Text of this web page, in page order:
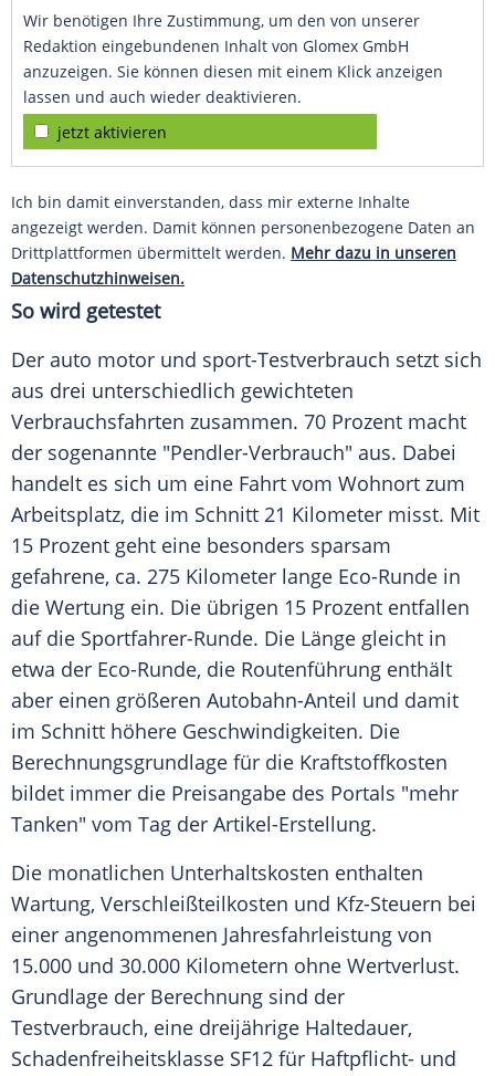
Wir benötigen Ihre Zustimmung, um den von unserer
Redaktion eingebundenen Inhalt von Glomex GmbH
anzuzeigen. Sie können diesen mit einem Klick anzeigen
lassen und auch wieder deaktivieren.
jetzt aktivieren
Ich bin damit einverstanden, dass mir externe Inhalte
angezeigt werden. Damit können personenbezogene Daten an
Drittplattformen übermittelt werden. Mehr dazu in unseren
Datenschutzhinweisen.
So wird getestet
Der auto motor und sport-Testverbrauch setzt sich
aus drei unterschiedlich gewichteten
Verbrauchsfahrten zusammen. 70 Prozent macht
der sogenannte "Pendler-Verbrauch" aus. Dabei
handelt es sich um eine Fahrt vom Wohnort zum
Arbeitsplatz, die im Schnitt 21 Kilometer misst. Mit
15 Prozent geht eine besonders sparsam
gefahrene, ca. 275 Kilometer lange Eco-Runde in
die Wertung ein. Die übrigen 15 Prozent entfallen
auf die Sportfahrer-Runde. Die Länge gleicht in
etwa der Eco-Runde, die Routenführung enthält
aber einen größeren Autobahn-Anteil und damit
im Schnitt höhere Geschwindigkeiten. Die
Berechnungsgrundlage für die Kraftstoffkosten
bildet immer die Preisangabe des Portals "mehr
Tanken" vom Tag der Artikel-Erstellung.
Die monatlichen Unterhaltskosten enthalten
Wartung, Verschleißteilkosten und Kfz-Steuern bei
einer angenommenen Jahresfahrleistung von
15.000 und 30.000 Kilometern ohne Wertverlust.
Grundlage der Berechnung sind der
Testverbrauch, eine dreijährige Haltedauer,
Schadenfreiheitsklasse SF12 für Haftpﬂicht- und